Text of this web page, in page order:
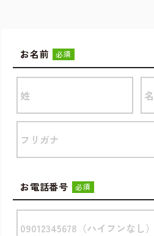
お名前 必須
お電話番号 必須